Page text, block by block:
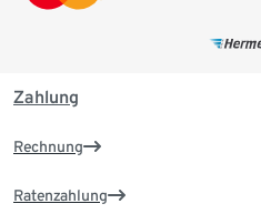
Zahlung
Rechnung
Ratenzahlung